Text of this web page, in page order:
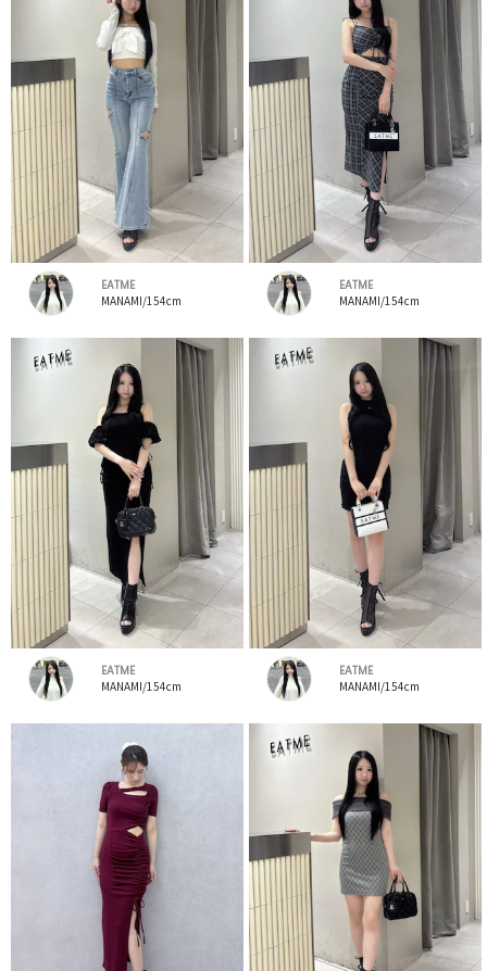
EATME
MANAMI/154cm
EATME
MANAMI/154cm
EATME
MANAMI/154cm
EATME
MANAMI/154cm